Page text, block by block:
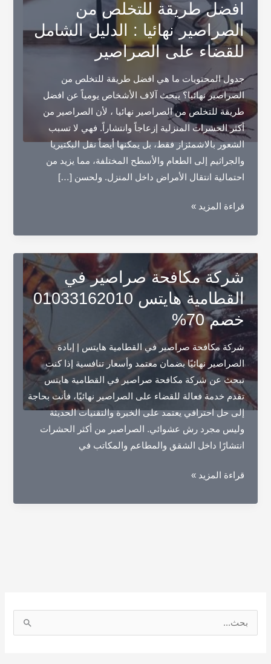
افضل طريقة للتخلص من
الصراصير نهائيا : الدليل الشامل
للقضاء على الصراصير
جدول المحتويات ما هي افضل طريقة للتخلص من
الصراصير نهائيا؟ يبحث آلاف الأشخاص يومياً عن افضل
طريقة للتخلص من الصراصير نهائيا ، لأن الصراصير من
أكثر الحشرات المنزلية إزعاجاً وانتشاراً. فهي لا تسبب
الشعور بالاشمئزاز فقط، بل يمكنها أيضاً نقل البكتيريا
والجراثيم إلى الطعام والأسطح المختلفة، مما يزيد من
احتمالية انتقال الأمراض داخل المنزل. ولحسن […]
افضل
للتخلص
من
الصراصير
نهائيا
:
الدليل
الشامل
للقضاء
على
الصراصير
قراءة المزيد »
شركة مكافحة صراصير في
القطامية هايتس 01033162010
خصم 70%
شركة مكافحة صراصير في القطامية هايتس | إبادة
الصراصير نهائيًا بضمان معتمد وأسعار تنافسية إذا كنت
تبحث عن شركة مكافحة صراصير في القطامية هايتس
تقدم خدمة فعالة للقضاء على الصراصير نهائيًا، فأنت بحاجة
إلى حل احترافي يعتمد على الخبرة والتقنيات الحديثة
وليس مجرد رش عشوائي. الصراصير من أكثر الحشرات
انتشارًا داخل الشقق والمطاعم والمكاتب في
شركة
صراصير
قراءة المزيد »